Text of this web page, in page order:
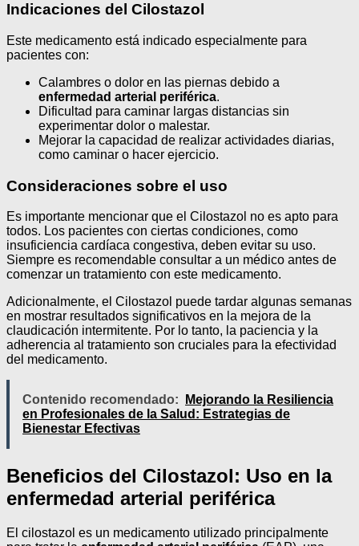
Indicaciones del Cilostazol
Este medicamento está indicado especialmente para
pacientes con:
Calambres o dolor en las piernas debido a
enfermedad arterial periférica.
Dificultad para caminar largas distancias sin
experimentar dolor o malestar.
Mejorar la capacidad de realizar actividades diarias,
como caminar o hacer ejercicio.
Consideraciones sobre el uso
Es importante mencionar que el Cilostazol no es apto para
todos. Los pacientes con ciertas condiciones, como
insuficiencia cardíaca congestiva, deben evitar su uso.
Siempre es recomendable consultar a un médico antes de
comenzar un tratamiento con este medicamento.
Adicionalmente, el Cilostazol puede tardar algunas semanas
en mostrar resultados significativos en la mejora de la
claudicación intermitente. Por lo tanto, la paciencia y la
adherencia al tratamiento son cruciales para la efectividad
del medicamento.
Contenido recomendado:
Mejorando la Resiliencia
en Profesionales de la Salud: Estrategias de
Bienestar Efectivas
Beneficios del Cilostazol: Uso en la
enfermedad arterial periférica
El cilostazol es un medicamento utilizado principalmente